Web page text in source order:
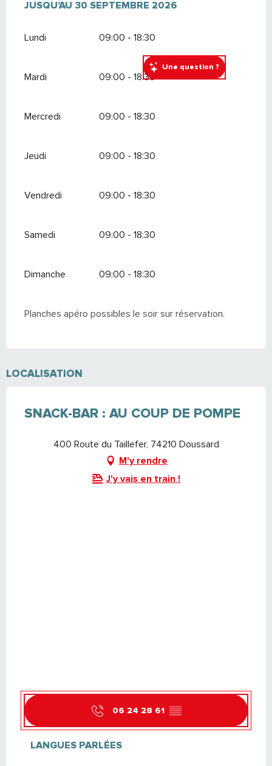
Une question ?
DU20 AVRIL 2026AU30 SEPTEMBRE 2026
JUSQU'AU 30 SEPTEMBRE 2026
Lundi 09:00 - 18:30
Mardi 09:00 - 18:30
Mercredi 09:00 - 18:30
Jeudi 09:00 - 18:30
Vendredi 09:00 - 18:30
Samedi 09:00 - 18:30
Dimanche 09:00 - 18:30
Planches apéro possibles le soir sur réservation.
LOCALISATION
SNACK-BAR : AU COUP DE POMPE
400 Route du Taillefer, 74210 Doussard
M'y rendre
J'y vais en train !
06 24 28 61 ▒▒
LANGUES PARLÉES
LANGUES PARLÉES